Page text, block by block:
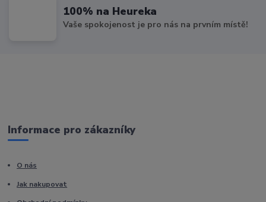
100% na Heureka
Vaše spokojenost je pro nás na prvním místě!
Informace pro zákazníky
O nás
Jak nakupovat